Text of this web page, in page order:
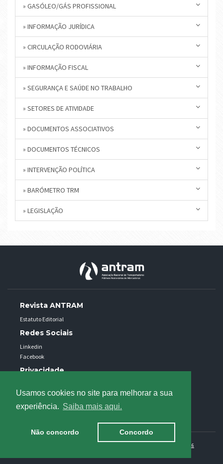
Usamos cookies no site para melhorar a sua
experiência.
Saiba mais aqui.
Não concordo Concordo
» GASÓLEO/GÁS PROFISSIONAL
» INFORMAÇÃO JURÍDICA
» CIRCULAÇÃO RODOVIÁRIA
» INFORMAÇÃO FISCAL
» SEGURANÇA E SAÚDE NO TRABALHO
» SETORES DE ATIVIDADE
» DOCUMENTOS ASSOCIATIVOS
» DOCUMENTOS TÉCNICOS
» INTERVENÇÃO POLÍTICA
» BARÓMETRO TRM
» LEGISLAÇÃO
Revista ANTRAM
Estatuto Editorial
Redes Sociais
Linkedin
Facebook
Privacidade
Uso de cookies
Informação ao consumidor - RAL
Associação Nacional de Transportadores Públicos Rodovários de Mercadorias @ 2026